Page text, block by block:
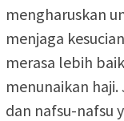
mengharuskan
menjaga
merasa lebih
menunaikan
dan nafsu-nafsu